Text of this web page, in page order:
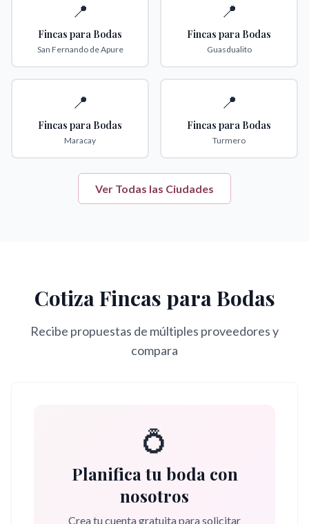
📍
Fincas para Bodas
San Fernando de Apure
📍
Fincas para Bodas
Guasdualito
📍
Fincas para Bodas
Maracay
📍
Fincas para Bodas
Turmero
Ver Todas las Ciudades
CotizaFincas para Bodas
Recibe propuestas de múltiples proveedores y
compara
💍
Planifica tu boda con
nosotros
Crea tu cuenta gratuita para solicitar